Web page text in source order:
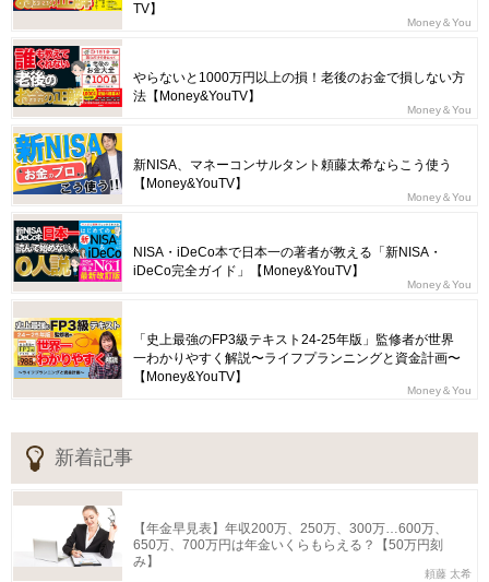
TV】
Money＆You
やらないと1000万円以上の損！老後のお金で損しない方
法【Money&YouTV】
Money＆You
新NISA、マネーコンサルタント頼藤太希ならこう使う
【Money&YouTV】
Money＆You
NISA・iDeCo本で日本一の著者が教える「新NISA・
iDeCo完全ガイド」【Money&YouTV】
Money＆You
「史上最強のFP3級テキスト24-25年版」監修者が世界
一わかりやすく解説〜ライフプランニングと資金計画〜
【Money&YouTV】
Money＆You
新着記事
【年金早見表】年収200万、250万、300万…600万、
650万、700万円は年金いくらもらえる？【50万円刻
み】
頼藤 太希